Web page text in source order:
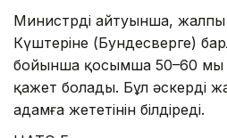
Министрдің айтуынша,
Күштеріне (Бундесверге)
бойынша қосымша 50–60 мың
қажет болады. Бұл әскердің
адамға жететінін білдіреді.